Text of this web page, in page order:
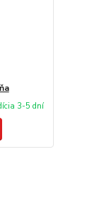
3-5 dní